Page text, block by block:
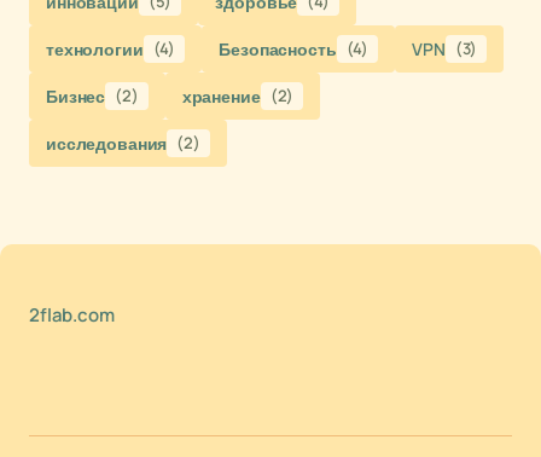
технологии (4) Безопасность (4) VPN (3)
Бизнес (2) хранение (2)
исследования (2)
2flab.com